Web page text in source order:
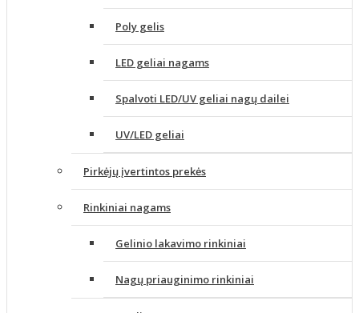
Poly gelis
LED geliai nagams
Spalvoti LED/UV geliai nagų dailei
UV/LED geliai
Pirkėjų įvertintos prekės
Rinkiniai nagams
Gelinio lakavimo rinkiniai
Nagų priauginimo rinkiniai